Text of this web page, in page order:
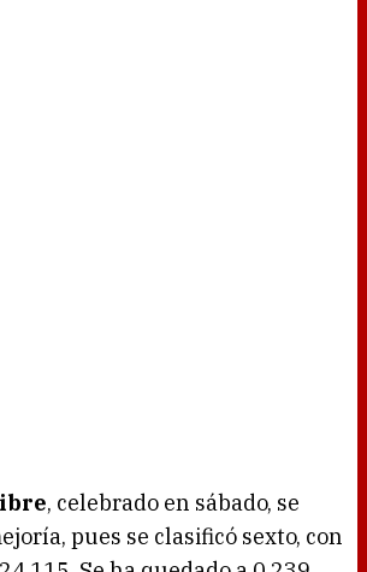
, celebrado en sábado, se
pues se clasificó sexto, con